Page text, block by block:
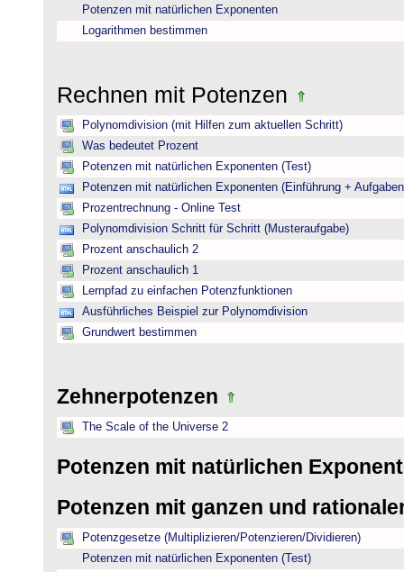
Potenzen mit natürlichen Exponenten
Logarithmen bestimmen
Rechnen mit Potenzen
Polynomdivision (mit Hilfen zum aktuellen Schritt)
Was bedeutet Prozent
Potenzen mit natürlichen Exponenten (Test)
Potenzen mit natürlichen Exponenten (Einführung +
Prozentrechnung - Online Test
Polynomdivision Schritt für Schritt (Musteraufgabe)
Prozent anschaulich 2
Prozent anschaulich 1
Lernpfad zu einfachen Potenzfunktionen
Ausführliches Beispiel zur Polynomdivision
Grundwert bestimmen
Zehnerpotenzen
The Scale of the Universe 2
Potenzen mit natürlichen
Potenzen mit ganzen und
Potenzgesetze (Multiplizieren/Potenzieren/Dividieren)
Potenzen mit natürlichen Exponenten (Test)